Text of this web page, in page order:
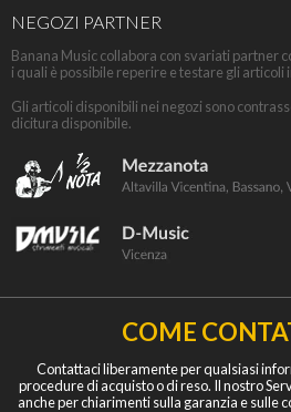
NEGOZI PARTNER
Banana Music collabora con svariati partner
i quali è possibile reperire e testare gli articoli
Gli articoli disponibili nei negozi sono
dicitura disponibile.
COME
Contattaci liberamente per qualsiasi
procedure di acquisto o di reso. Il nostro
anche per chiarimenti sulla garanzia e sulle